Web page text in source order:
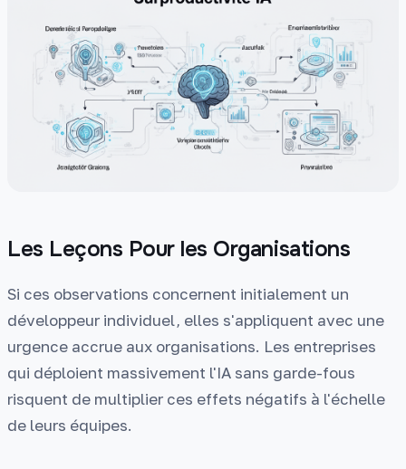
Les Leçons Pour les Organisations
Si ces observations concernent initialement un
développeur individuel, elles s'appliquent avec une
urgence accrue aux organisations. Les entreprises
qui déploient massivement l'IA sans garde-fous
risquent de multiplier ces effets négatifs à l'échelle
de leurs équipes.